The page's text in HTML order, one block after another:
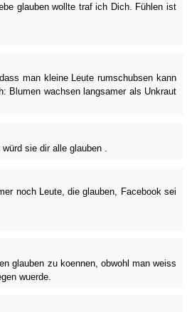
glauben wollte traf ich Dich. Fühlen ist
man kleine Leute rumschubsen kann
Blumen wachsen langsamer als Unkraut
sie dir alle glauben .
noch Leute, die glauben, Facebook sei
glauben zu koennen, obwohl man weiss
wuerde.